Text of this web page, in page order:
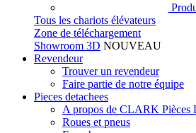
Tous les chariots élévateurs
Zone de téléchargement
Showroom 3D NOUVEAU
Revendeur
Trouver un revendeur
Faire partie de notre équipe
Pieces detachees
A propos de CLARK Pièces
Roues et pneus